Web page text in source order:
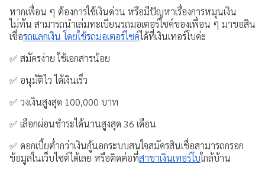
หากเพื่อน ๆ ต้องการใช้เงินด่วน หรือมีปัญหาเรื่องการหมุนเงิน
ไม่ทัน สามารถนำเล่มทะเบียนรถมอเตอร์ไซค์ของเพื่อน ๆ มาขอสิน
เชื่อรถแลกเงิน โดยใช้รถมอเตอร์ไซค์ได้ที่เงินเทอร์โบค่ะ
✅ สมัครง่าย ใช้เอกสารน้อย
✅ อนุมัติไว ได้เงินเร็ว
✅ วงเงินสูงสุด 100,000 บาท
✅ เลือกผ่อนชำระได้นานสูงสุด 36 เดือน
✅ ดอกเบี้ยต่ำกว่าเงินกู้นอกระบบสนใจสมัครสินเชื่อสามารถกรอก
ข้อมูลในเว็บไซต์ได้เลย หรือติดต่อที่สาขาเงินเทอร์โบใกล้บ้าน